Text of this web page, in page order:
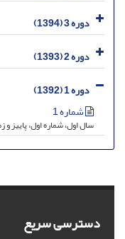
دوره 3 (1394)
دوره 2 (1393)
دوره 1 (1392)
شماره 1
سال اول، شماره اول، پاییز و
دسترسی سریع